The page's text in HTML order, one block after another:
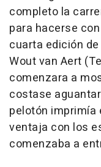
completo la
para hacerse
cuarta edición
Wout van Aert
comenzara a
costase
pelotón imprimía
ventaja con los
comenzaba a